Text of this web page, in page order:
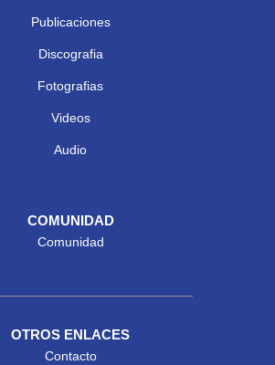
Publicaciones
Discografia
Fotografias
Videos
Audio
COMUNIDAD
Comunidad
OTROS ENLACES
Contacto